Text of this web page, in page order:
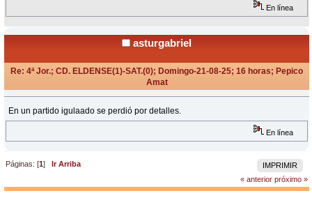
En línea
asturgabriel
Re: 4ª Jor.; CD. ELDENSE(1)-SAT.(0); Domingo-21-08-25; 16 horas; Pepico
Amat
En un partido igulaado se perdió por detalles.
En línea
IMPRIMIR
Páginas: [1]
Ir Arriba
« anterior próximo »